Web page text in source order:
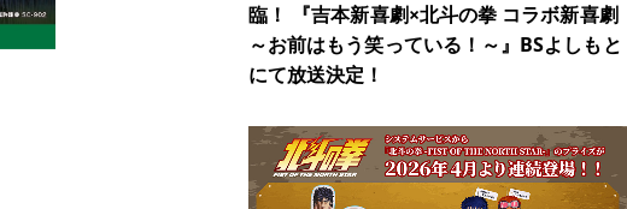
臨！ 『吉本新喜劇×北斗の拳 コラボ新喜劇
～お前はもう笑っている！～』BSよしもと
にて放送決定！